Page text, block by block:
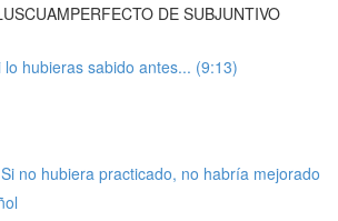
DE SUBJUNTIVO
lo hubieras sabido antes... (9:13)
no hubiera practicado, no habría mejorado